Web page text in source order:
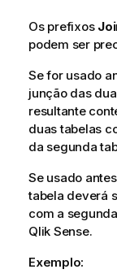
Os prefixos
podem ser
Se for usado
junção das
resultante
duas tabelas
da segunda
Se usado
tabela deverá
com a
Qlik Sense.
Exemplo: